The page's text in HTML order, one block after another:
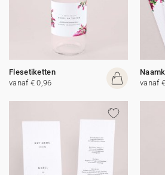
Flesetiketten
vanaf € 0,96
vanaf